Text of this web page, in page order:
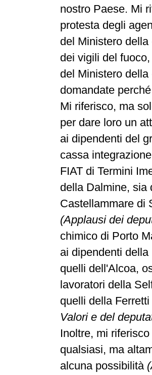
nostro Paese. Mi
protesta degli
del Ministero
dei vigili del
del Ministero
domandate
Mi riferisco, ma
per dare loro un
ai dipendenti del
cassa
FIAT di Termini
della Dalmine, sia
Castellammare di
(Applausi dei
chimico di Porto
ai dipendenti
quelli dell'Alcoa,
lavoratori della
quelli della
Valori e del
Inoltre, mi
qualsiasi, ma
alcuna possibilità